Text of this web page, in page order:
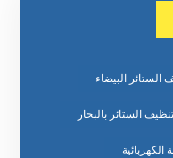
الستائر البيضاء
تنظيف الستائر بالبخار